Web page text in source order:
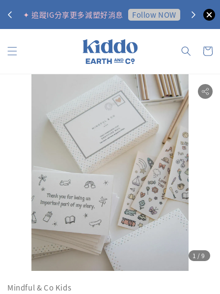
✦ 追蹤IG分享更多減塑好消息 Follow NOW ✦ 訂購
1 /9
Mindful & Co Kids